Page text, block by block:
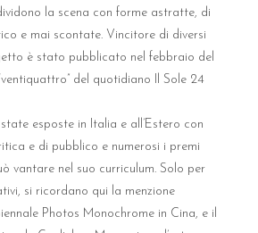
la scena con forme astratte, di
e mai scontate. Vincitore di diversi
è stato pubblicato nel febbraio del
del quotidiano Il Sole 24
esposte in Italia e all’Estero con
e di pubblico e numerosi i premi
vantare nel suo curriculum. Solo per
si ricordano qui la menzione
Photos Monochrome in Cina, e il